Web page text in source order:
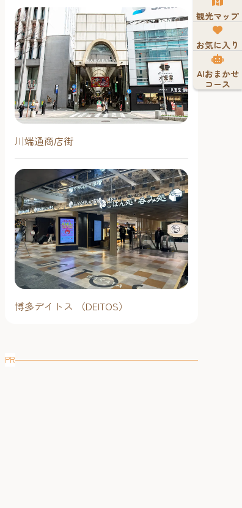
夏はホークス！天神夏まつり
2026 【福岡市役所西側ふれあい
広場】
昨年に引き続き、7月17日（金）～8
月23日（日）に福岡市役所西側ふれ
あい広場で、「夏はホークス！天神
夏まつり2026」を開催決定！ 会場の
シンボルである櫓（やぐら）はホー
クス仕様に装飾され、お気に入りの
選手と写真撮影を楽しめるフォトス
に、ホークス戦のナイター試合開催
日にはパブリックビューイングを実
施！ ■「夏はホークス！天神夏まつ
り2026」とは 「天神...
2026年7月17日（金曜日）～8月23
日（日曜日）17時30分〜22時※悪
中止になることがあります。
予約不要
天神・薬院エリア
#お祭り＆季節のイベント
#グルメ
#ナイトタイム
【キャナルシ
年 ～“アカ
ディ・シリー
舞台や映像な
る小林賢太郎
台『学芸員 鎌
チ・ノート』
コメディ・シリ
2025年1月に上
いた舞台『学
ヴィンチ・ノ
2026年8⽉
29⽇（土曜
日）18時開
日）12時開
#文化
川端通商店街
博多デイトス （DEITOS）
PR
観光マップ
お気に入り
AIおまかせ
コース